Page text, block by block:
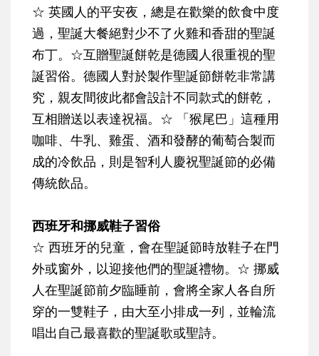
☆ 英國人的平安夜，總是在歡樂的飲食中度
過，聖誕大餐絕對少不了火雞和香甜的聖誕
布丁。 ☆互贈聖誕餅乾是德國人很重視的聖
誕習俗。德國人對於製作聖誕節餅乾非常講
究，親友間彼此都會設計不同款式的餅乾，
互相贈送以表達祝福。 ☆ 「猴尾巴 」這種用
咖啡、牛乳、雞蛋、酒和發酵的葡萄合製而
成的冷飲品，則是智利人慶祝聖誕節的必備
傳統飲品。
西班牙和挪威鞋子習俗
☆ 西班牙的兒童，會在聖誕節時放鞋子在門
外或窗外，以迎接他們的聖誕禮物。 ☆ 挪威
人在聖誕節前夕臨睡前，會將全家人各自所
穿的一雙鞋子，由大至小排成一列，並輪流
唱出自己最喜歡的聖誕歌或聖詩。